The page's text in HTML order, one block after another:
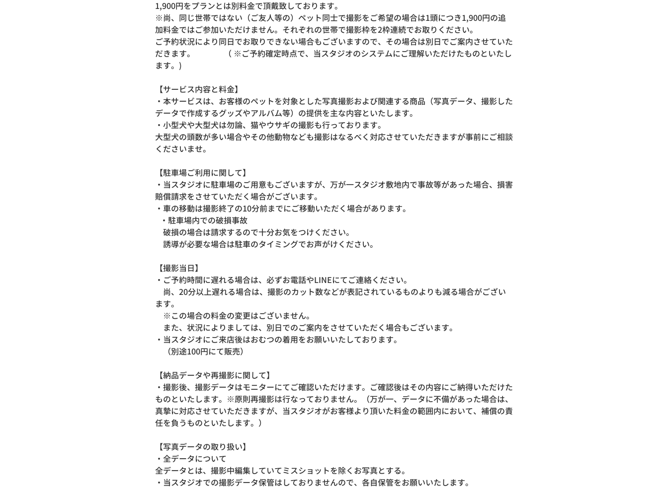
1,900円をプランとは別料金で頂戴致しております。
※尚、同じ世帯ではない（ご友人等の）ペット同士で撮影をご希望の場合は1頭につき1,900円の追
加料金ではご参加いただけません。それぞれの世帯で撮影枠を2枠連続でお取りください。
ご予約状況により同日でお取りできない場合もございますので、その場合は別日でご案内させていた
だきます。 （ ※ご予約確定時点で、当スタジオのシステムにご理解いただけたものといたし
ます。)
【サービス内容と料金】
・本サービスは、お客様のペットを対象とした写真撮影および関連する商品（写真データ、撮影した
データで作成するグッズやアルバム等）の提供を主な内容といたします。
・小型犬や大型犬は勿論、猫やウサギの撮影も行っております。
大型犬の頭数が多い場合やその他動物なども撮影はなるべく対応させていただきますが事前にご相談
くださいませ。
【駐車場ご利用に関して】
・当スタジオに駐車場のご用意もございますが、万が一スタジオ敷地内で事故等があった場合、損害
賠償請求をさせていただく場合がございます。
・車の移動は撮影終了の10分前までにご移動いただく場合があります。
・駐車場内での破損事故
破損の場合は請求するので十分お気をつけください。
誘導が必要な場合は駐車のタイミングでお声がけください。
【撮影当日】
・ご予約時間に遅れる場合は、必ずお電話やLINEにてご連絡ください。
尚、20分以上遅れる場合は、撮影のカット数などが表記されているものよりも減る場合がござい
ます。
※この場合の料金の変更はございません。
また、状況によりましては、別日でのご案内をさせていただく場合もございます。
・当スタジオにご来店後はおむつの着用をお願いいたしております。
（別途100円にて販売）
【納品データや再撮影に関して】
・撮影後、撮影データはモニターにてご確認いただけます。ご確認後はその内容にご納得いただけた
ものといたします。※原則再撮影は行なっておりません。（万が一、データに不備があった場合は、
真摯に対応させていただきますが、当スタジオがお客様より頂いた料金の範囲内において、補償の責
任を負うものといたします。）
【写真データの取り扱い】
・全データについて
全データとは、撮影中編集していてミスショットを除くお写真とする。
・当スタジオでの撮影データ保管はしておりませんので、各自保管をお願いいたします。